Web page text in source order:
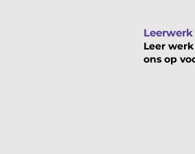
Leer
ons op